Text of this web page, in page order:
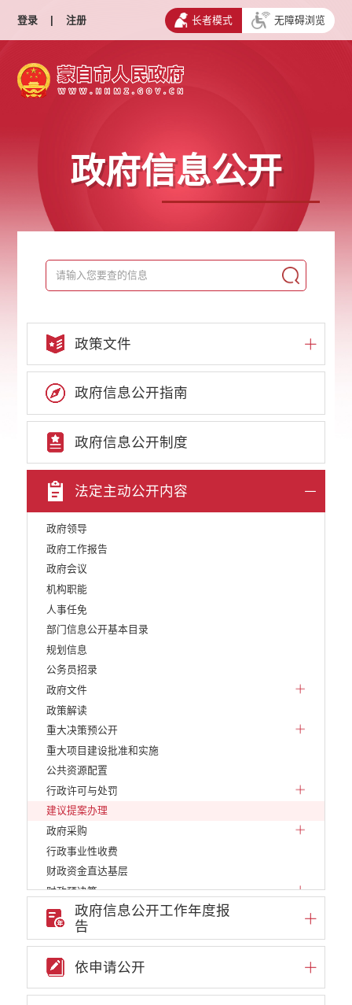
登录 | 注册 长者模式 无障碍浏览
政府信息公开
政策文件
政府信息公开指南
政府信息公开制度
法定主动公开内容
政府领导
政府工作报告
政府会议
机构职能
人事任免
部门信息公开基本目录
规划信息
公务员招录
政府文件
政策解读
重大决策预公开
重大项目建设批准和实施
公共资源配置
行政许可与处罚
建议提案办理
政府采购
行政事业性收费
财政资金直达基层
财政预决算
减税降费
稳岗就业
社会救助
食品药品监管
政府信息公开工作年度报
告
依申请公开